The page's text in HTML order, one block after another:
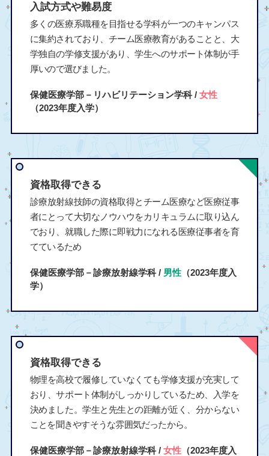
入試方式や難易度
多くの医療系職種を目指せる学科が一つのキャンパス
に集約されており、チーム医療教育があることと、大
学独自の学修支援があり、学生へのサポート体制が手
厚いので選びました。
保健医療学部－リハビリテーション学科 / 女性
（2023年度入学）
資格取得できる
診療放射線技師の資格取得とチーム医療など医療従事
者にとって大切なノウハウをカリキュラムに取り込ん
でおり、就職した際に即戦力になれる医療従事者を育
てているため
保健医療学部－診療放射線学科 / 男性（2023年度入
学）
資格取得できる
物理を高校で履修していなくても学修支援が充実して
おり、サポート体制がしっかりしているため、入学を
決めました。学生と先生との距離が近く、分からない
ことを聞きやすそうな雰囲気だったから。
保健医療学部－診療放射線学科 / 女性（2023年度入